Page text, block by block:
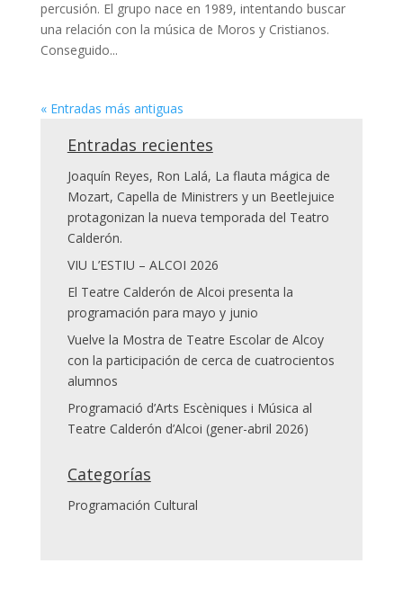
percusión. El grupo nace en 1989, intentando buscar
una relación con la música de Moros y Cristianos.
Conseguido...
« Entradas más antiguas
Entradas recientes
Joaquín Reyes, Ron Lalá, La flauta mágica de
Mozart, Capella de Ministrers y un Beetlejuice
protagonizan la nueva temporada del Teatro
Calderón.
VIU L’ESTIU – ALCOI 2026
El Teatre Calderón de Alcoi presenta la
programación para mayo y junio
Vuelve la Mostra de Teatre Escolar de Alcoy
con la participación de cerca de cuatrocientos
alumnos
Programació d’Arts Escèniques i Música al
Teatre Calderón d’Alcoi (gener-abril 2026)
Categorías
Programación Cultural